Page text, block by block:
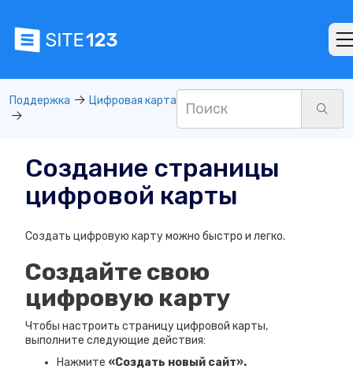
Поддержка Цифровая карта
Создание страницы
цифровой карты
Создать цифровую карту можно быстро и легко.
Создайте свою
цифровую карту
Чтобы настроить страницу цифровой карты,
выполните следующие действия:
Нажмите «Создать новый сайт».